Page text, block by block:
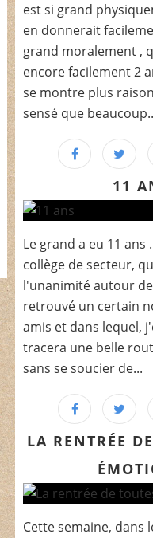
est si grand
en donnerait
grand moralement ,
encore facilement 2
se montre plus
sensé que
11
Le grand a eu 11 ans
collège de secteur,
l'unanimité autour
retrouvé un certain
amis et dans lequel,
tracera une belle
sans se soucier de...
LA RENTRÉE
Cette semaine, dans